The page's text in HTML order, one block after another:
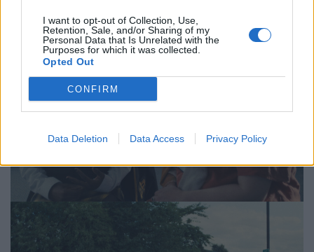
I want to opt-out of Collection, Use,
Retention, Sale, and/or Sharing of my
Personal Data that Is Unrelated with the
Purposes for which it was collected.
Opted Out
CONFIRM
Data Deletion Data Access Privacy Policy